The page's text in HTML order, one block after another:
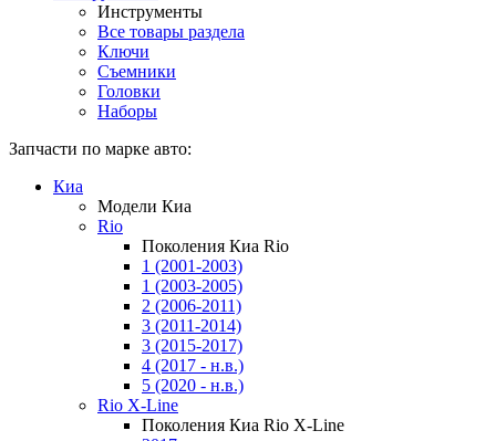
Инструменты
Все товары раздела
Ключи
Съемники
Головки
Наборы
Запчасти по марке авто:
Киа
Модели Киа
Rio
Поколения Киа Rio
1 (2001-2003)
1 (2003-2005)
2 (2006-2011)
3 (2011-2014)
3 (2015-2017)
4 (2017 - н.в.)
5 (2020 - н.в.)
Rio X-Line
Поколения Киа Rio X-Line